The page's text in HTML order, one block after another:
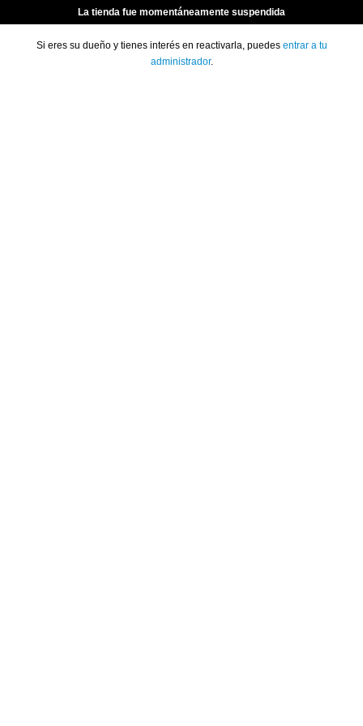
La tienda fue momentáneamente suspendida
Si eres su dueño y tienes interés en reactivarla, puedes entrar a tu
administrador.